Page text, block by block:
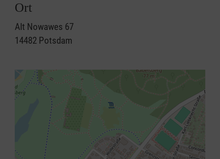
Ort
Alt Nowawes 67
14482 Potsdam